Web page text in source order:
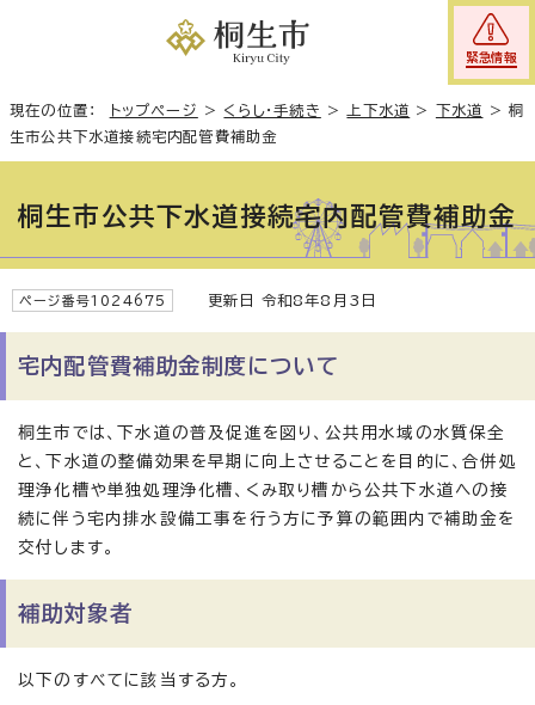
緊急情報
現在の位置： トップページ > くらし・手続き > 上下水道 > 下水道 >桐
生市公共下水道接続宅内配管費補助金
桐生市公共下水道接続宅内配管費補助金
ページ番号1024675 更新日 令和8年8月3日
宅内配管費補助金制度について
桐生市では、下水道の普及促進を図り、公共用水域の水質保全
と、下水道の整備効果を早期に向上させることを目的に、合併処
理浄化槽や単独処理浄化槽、くみ取り槽から公共下水道への接
続に伴う宅内排水設備工事を行う方に予算の範囲内で補助金を
交付します。
補助対象者
以下のすべてに該当する方。